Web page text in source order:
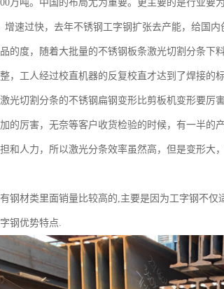
万吨。中国的布局尤为重要。更主要的是行业
增速过快，去年不锈钢工字钢扩张去产能，给国
的度，随着大批量的不锈钢板条激光切割分条
，工人经过校直机器的反复校直才达到了焊接的
光切割分条的不锈钢扁钢变形比剪板机变形要
的厉害，无奈等客户收货检验的时候，有一半
和人力，所以激光分条效率虽然高，但是变形大
钢材类里面销量比较高的,主要是因为工字钢不
钢优势特点.